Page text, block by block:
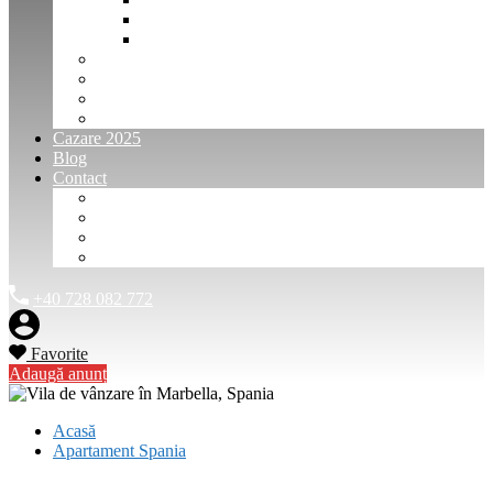
Cazare 2025
Blog
Contact
+40 728 082 772
Favorite
Adaugă anunț
Acasă
Apartament Spania